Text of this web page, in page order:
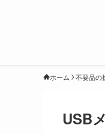
ホーム 不要品の
USB